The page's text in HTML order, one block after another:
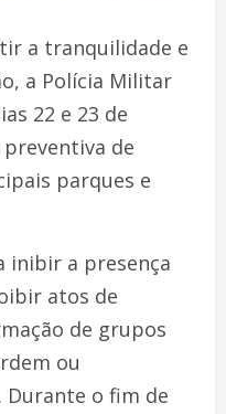
a tranquilidade e
a Polícia Militar
22 e 23 de
de
parques e
inibir a presença
atos de
de grupos
ou
Durante o fim de